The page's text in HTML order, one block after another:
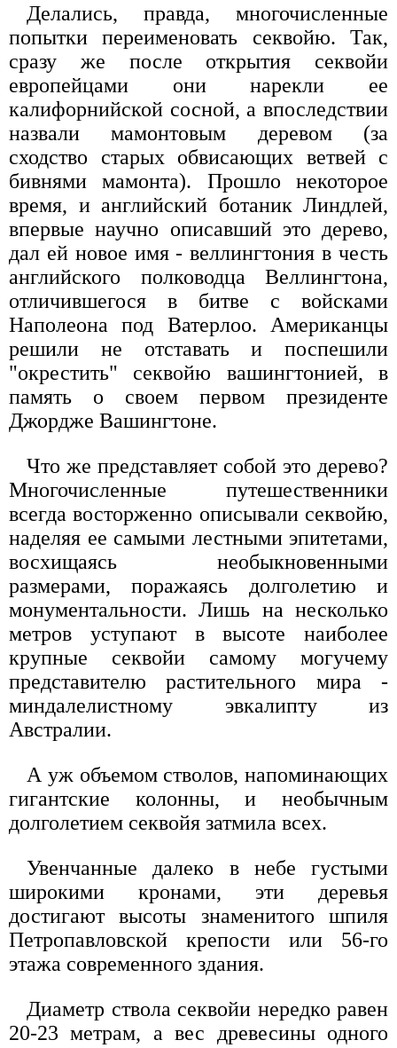
Делались, правда, многочисленные
попытки переименовать секвойю. Так,
сразу же после открытия секвойи
европейцами они нарекли ее
калифорнийской сосной, а впоследствии
назвали мамонтовым деревом (за
сходство старых обвисающих ветвей с
бивнями мамонта). Прошло некоторое
время, и английский ботаник Линдлей,
впервые научно описавший это дерево,
дал ей новое имя - веллингтония в честь
английского полководца Веллингтона,
отличившегося в битве с войсками
Наполеона под Ватерлоо. Американцы
решили не отставать и поспешили
"окрестить" секвойю вашингтонией, в
память о своем первом президенте
Джордже Вашингтоне.
Что же представляет собой это дерево?
Многочисленные путешественники
всегда восторженно описывали секвойю,
наделяя ее самыми лестными эпитетами,
восхищаясь необыкновенными
размерами, поражаясь долголетию и
монументальности. Лишь на несколько
метров уступают в высоте наиболее
крупные секвойи самому могучему
представителю растительного мира -
миндалелистному эвкалипту из
Австралии.
А уж объемом стволов, напоминающих
гигантские колонны, и необычным
долголетием секвойя затмила всех.
Увенчанные далеко в небе густыми
широкими кронами, эти деревья
достигают высоты знаменитого шпиля
Петропавловской крепости или 56-го
этажа современного здания.
Диаметр ствола секвойи нередко равен
20-23 метрам, а вес древесины одного